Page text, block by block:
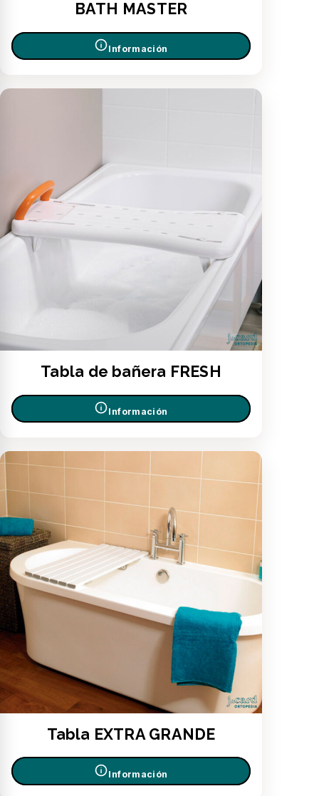
BATH MASTER
Información
Tabla de bañera FRESH
Información
Tabla EXTRA GRANDE
Información